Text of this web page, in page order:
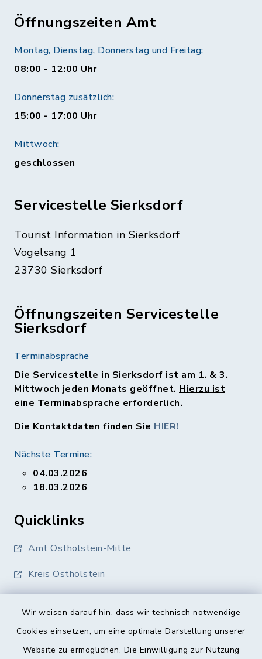
Wir weisen darauf hin, dass wir technisch notwendige
Cookies einsetzen, um eine optimale Darstellung unserer
Website zu ermöglichen. Die Einwilligung zur Nutzung
Öffnungszeiten Amt
Montag, Dienstag, Donnerstag und Freitag:
08:00 - 12:00 Uhr
Donnerstag zusätzlich:
15:00 - 17:00 Uhr
Mittwoch:
geschlossen
Servicestelle Sierksdorf
Tourist Information in Sierksdorf
Vogelsang 1
23730 Sierksdorf
Öffnungszeiten Servicestelle
Sierksdorf
Terminabsprache
Die Servicestelle in Sierksdorf ist am 1. & 3.
Mittwoch jeden Monats geöffnet. Hierzu ist
eine Terminabsprache erforderlich.
Die Kontaktdaten finden Sie HIER!
Nächste Termine:
04.03.2026
18.03.2026
Quicklinks
Amt Ostholstein-Mitte
Kreis Ostholstein